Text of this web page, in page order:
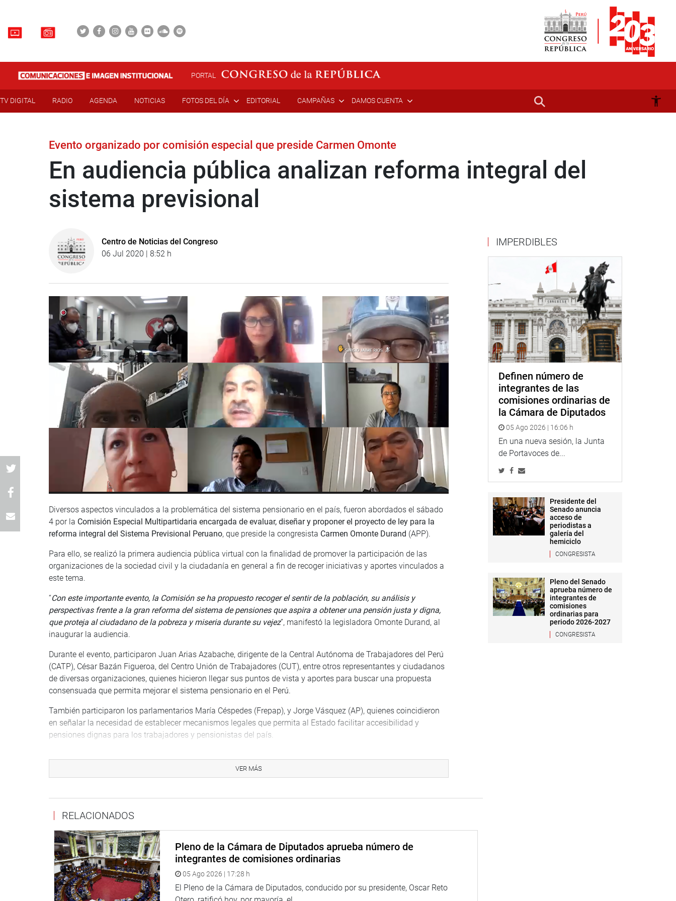
PORTAL
TV DIGITAL RADIO AGENDA NOTICIAS FOTOS DEL DÍA EDITORIAL CAMPAÑAS DAMOS CUENTA
Evento organizado por comisión especial que preside Carmen Omonte
En audiencia pública analizan reforma integral del
sistema previsional
Centro de Noticias del Congreso
06 Jul 2020 | 8:52 h
Diversos aspectos vinculados a la problemática del sistema pensionario en el país, fueron abordados el sábado
4 por la Comisión Especial Multipartidaria encargada de evaluar, diseñar y proponer el proyecto de ley para la
reforma integral del Sistema Previsional Peruano, que preside la congresista Carmen Omonte Durand (APP).
Para ello, se realizó la primera audiencia pública virtual con la finalidad de promover la participación de las
organizaciones de la sociedad civil y la ciudadanía en general a fin de recoger iniciativas y aportes vinculados a
este tema.
“Con este importante evento, la Comisión se ha propuesto recoger el sentir de la población, su análisis y
perspectivas frente a la gran reforma del sistema de pensiones que aspira a obtener una pensión justa y digna,
que proteja al ciudadano de la pobreza y miseria durante su vejez”, manifestó la legisladora Omonte Durand, al
inaugurar la audiencia.
Durante el evento, participaron Juan Arias Azabache, dirigente de la Central Autónoma de Trabajadores del Perú
(CATP), César Bazán Figueroa, del Centro Unión de Trabajadores (CUT), entre otros representantes y ciudadanos
de diversas organizaciones, quienes hicieron llegar sus puntos de vista y aportes para buscar una propuesta
consensuada que permita mejorar el sistema pensionario en el Perú.
También participaron los parlamentarios María Céspedes (Frepap), y Jorge Vásquez (AP), quienes coincidieron
en señalar la necesidad de establecer mecanismos legales que permita al Estado facilitar accesibilidad y
pensiones dignas para los trabajadores y pensionistas del país.
formarán parte del proceso del diagnóstico y análisis que la comisión viene desarrollando en esta primera etapa
de acuerdo a su plan de trabajo.
Lima, 04 de Julio se 2020
PRENSA-CONGRESO
VER MÁS
RELACIONADOS
Pleno de la Cámara de Diputados aprueba número de
integrantes de comisiones ordinarias
05 Ago 2026 | 17:28 h
El Pleno de la Cámara de Diputados, conducido por su presidente, Oscar Reto
IMPERDIBLES
Definen número de
integrantes de las
comisiones ordinarias de
la Cámara de Diputados
05 Ago 2026 | 16:06 h
En una nueva sesión, la Junta
de Portavoces de...
Presidente del
Senado anuncia
acceso de
periodistas a
galería del
hemiciclo
CONGRESISTA
Pleno del Senado
aprueba número de
integrantes de
comisiones
ordinarias para
periodo 2026-2027
CONGRESISTA